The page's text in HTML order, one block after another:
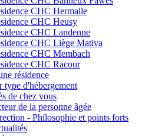
CHC Hermalle
CHC Heusy
CHC Landenne
CHC Liège Mativa
CHC Membach
CHC Racour
résidence
type d'hébergement
de chez vous
de la personne âgée
- Philosophie et points forts